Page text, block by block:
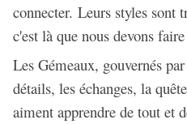
connecter. Leurs styles sont
c'est là que nous devons
Les Gémeaux, gouvernés
détails, les échanges, la
aiment apprendre de tout et